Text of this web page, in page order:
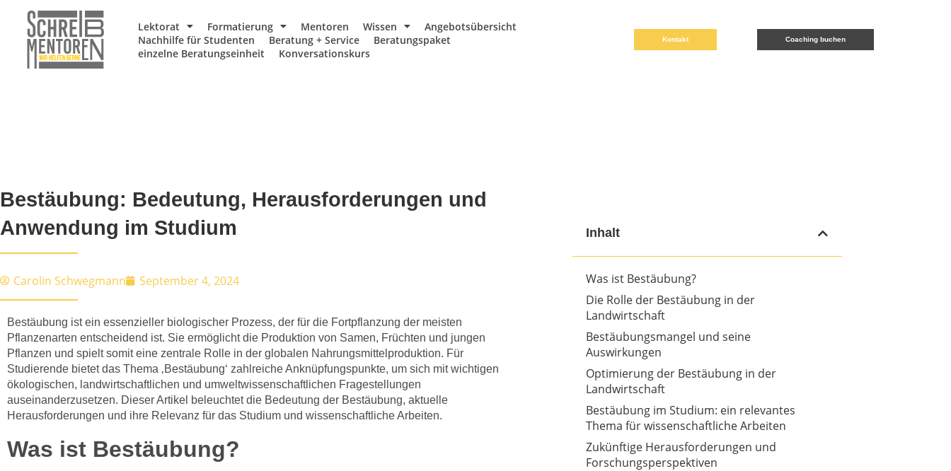
Lektorat Formatierung Mentoren Wissen
Angebotsübersicht
Nachhilfe für Studenten
Beratung + Service
Beratungspaket
einzelne Beratungseinheit
Konversationskurs
Kontakt Coaching buchen
Bestäubung: Bedeutung, Herausforderungen und
Anwendung im Studium
Carolin Schwegmann September 4, 2024
Bestäubung ist ein essenzieller biologischer Prozess, der für die Fortpflanzung der meisten
Pflanzenarten entscheidend ist. Sie ermöglicht die Produktion von Samen, Früchten und jungen
Pflanzen und spielt somit eine zentrale Rolle in der globalen Nahrungsmittelproduktion. Für
Studierende bietet das Thema ‚Bestäubung‘ zahlreiche Anknüpfungspunkte, um sich mit wichtigen
ökologischen, landwirtschaftlichen und umweltwissenschaftlichen Fragestellungen
auseinanderzusetzen. Dieser Artikel beleuchtet die Bedeutung der Bestäubung, aktuelle
Herausforderungen und ihre Relevanz für das Studium und wissenschaftliche Arbeiten.
Was ist Bestäubung?
Inhalt
Was ist Bestäubung?
Die Rolle der Bestäubung in der
Landwirtschaft
Bestäubungsmangel und seine
Auswirkungen
Optimierung der Bestäubung in der
Landwirtschaft
Bestäubung im Studium: ein relevantes
Thema für wissenschaftliche Arbeiten
Zukünftige Herausforderungen und
Forschungsperspektiven